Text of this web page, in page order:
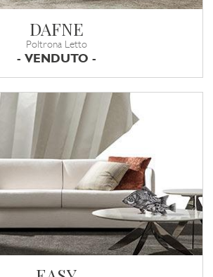
DAFNE
Poltrona Letto
- VENDUTO -